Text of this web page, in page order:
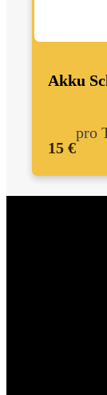
Akku
15 €
pro